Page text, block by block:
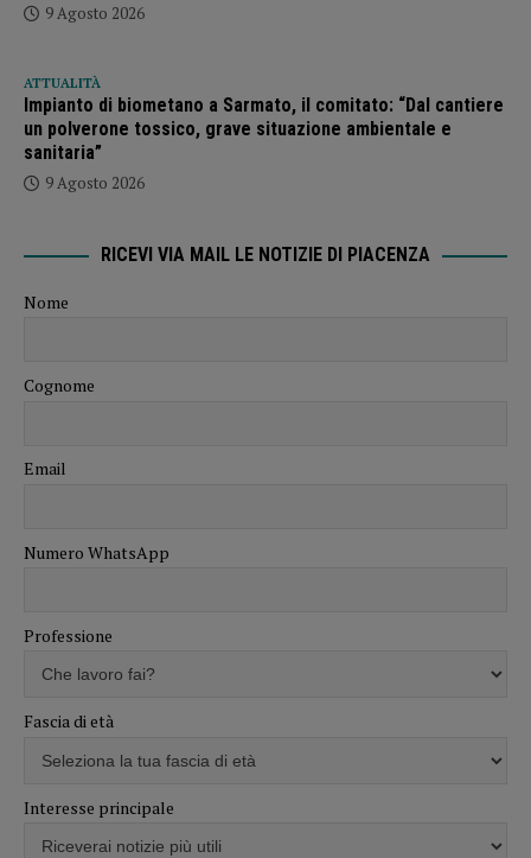
9 Agosto 2026
ATTUALITÀ
Impianto di biometano a Sarmato, il comitato: “Dal cantiere
un polverone tossico, grave situazione ambientale e
sanitaria”
9 Agosto 2026
RICEVI VIA MAIL LE NOTIZIE DI PIACENZA
Nome
Cognome
Email
Numero WhatsApp
Professione
Fascia di età
Interesse principale